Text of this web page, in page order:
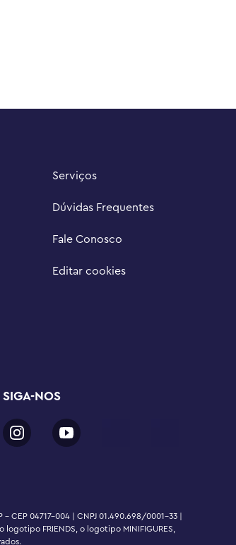
Serviços
Dúvidas Frequentes
Fale Conosco
Editar cookies
SIGA-NOS
CEP 04717-004 | CNPJ 01.490.698/0001-33 |
FRIENDS, o logotipo MINIFIGURES,